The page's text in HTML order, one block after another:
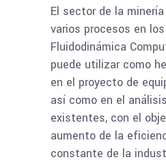
El sector de la
varios procesos en
Fluidodinámica
puede utilizar como
en el proyecto de
así como en el
existentes, con el
aumento de la
constante de la